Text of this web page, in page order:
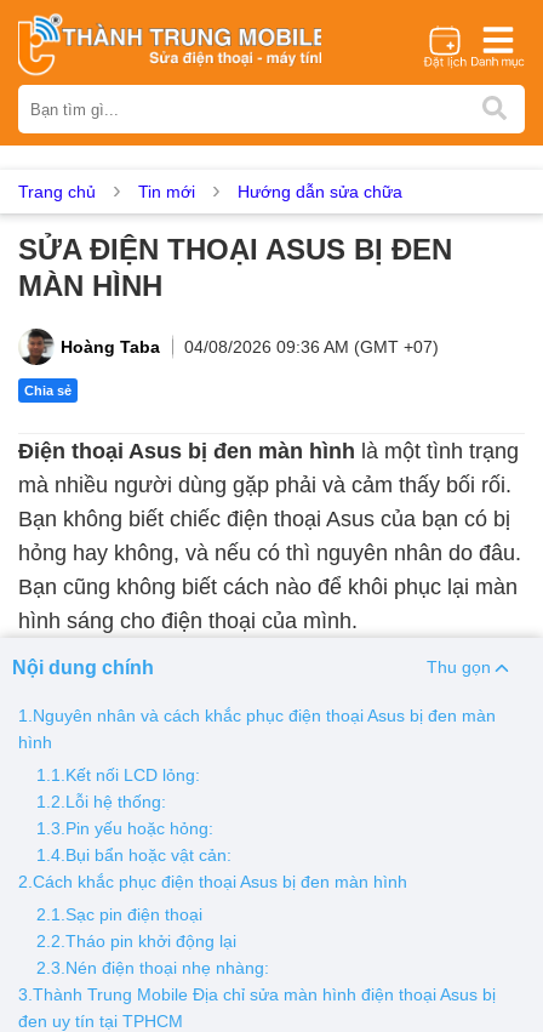
iPhone Samsung Oppo Xiaomi Realme Vivo
Nokia
Asus Sony Vertu LG Tecno
Dịch vụ sửa chữa
Thay loa Thay kính lưng Thay vỏ Thay chân sạc
Màn hình Xiaomi Màn hình Vivo
Màn hình Vsmart Màn hình Google Pixel
Thay pin
Pin iPhone Pin Samsumg Pin Oppo
Pin Realme
Thay vỏ
Vỏ Huawei
Trang chủ Tin mới Hướng dẫn sửa chữa
SỬA ĐIỆN THOẠI ASUS BỊ ĐEN
MÀN HÌNH
Hoàng Taba 04/08/2026 09:36 AM (GMT +07)
Chia sẻ
Điện thoại Asus bị đen màn hình là một tình trạng
mà nhiều người dùng gặp phải và cảm thấy bối rối.
Bạn không biết chiếc điện thoại Asus của bạn có bị
hỏng hay không, và nếu có thì nguyên nhân do đâu.
Bạn cũng không biết cách nào để khôi phục lại màn
hình sáng cho điện thoại của mình.
Nội dung chính Thu gọn
1.Nguyên nhân và cách khắc phục điện thoại Asus bị đen màn
hình
1.1.Kết nối LCD lỏng:
1.2.Lỗi hệ thống:
1.3.Pin yếu hoặc hỏng:
1.4.Bụi bẩn hoặc vật cản:
2.Cách khắc phục điện thoại Asus bị đen màn hình
2.1.Sạc pin điện thoại
2.2.Tháo pin khởi động lại
2.3.Nén điện thoại nhẹ nhàng:
3.Thành Trung Mobile Địa chỉ sửa màn hình điện thoại Asus bị
đen uy tín tại TPHCM